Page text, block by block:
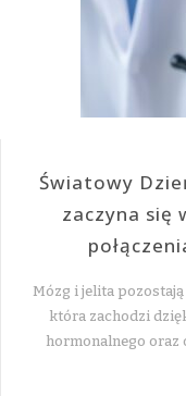
Światowy
zaczyna się
Mózg i jelita
która zachodzi
hormonalnego oraz